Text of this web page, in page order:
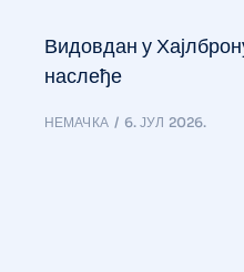
Видовдан у
наслеђе
НЕМАЧКА 6. ЈУЛ 2026.